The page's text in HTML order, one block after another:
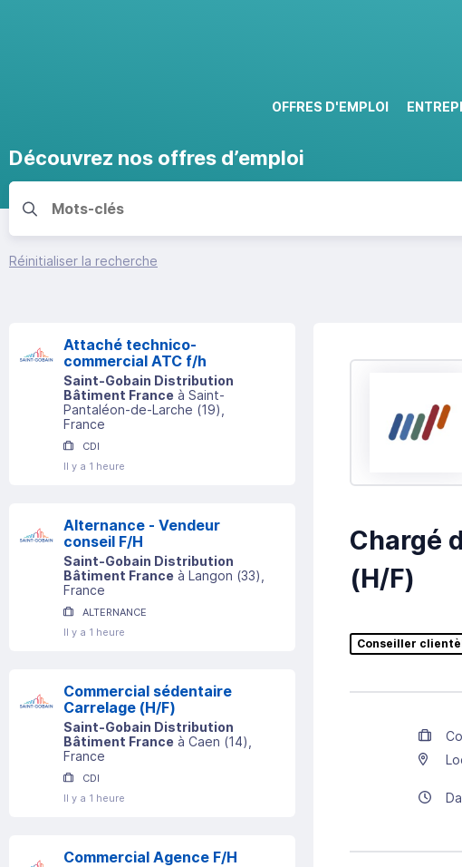
OFFRES D'EMPLOI
Découvrez nos offres d’emploi
Réinitialiser la recherche
Attaché technico-
commercial ATC f/h
Saint-Gobain Distribution
Bâtiment France à Saint-
Pantaléon-de-Larche (19)
France
CDI
Il y a 1 heure
Alternance - Vendeur
conseil F/H
Saint-Gobain Distribution
Bâtiment France à Langon (33)
France
ALTERNANCE
Il y a 1 heure
Commercial sédentaire
Carrelage (H/F)
Saint-Gobain Distribution
Bâtiment France à Caen (14)
France
CDI
Il y a 1 heure
Commercial Agence F/H
Chargé
(H/F)
Conseiller